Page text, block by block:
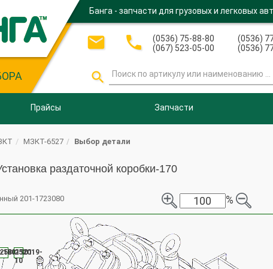
Банга - запчасти для грузовых и легковых
 
(0536) 75-88-80
(067) 523-05-00
(0536)
(0536)

Прайсы Запчасти
МЗКТ-6527 Выбор детали
раздаточной коробки-170
201-1723080 %
258054252019-
10
1801101